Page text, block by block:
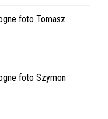
foto Tomasz
foto Szymon